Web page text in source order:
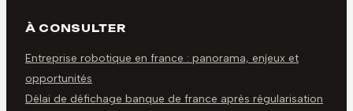
À CONSULTER
Entreprise robotique en france : panorama, enjeux et
opportunités
Délai de défichage banque de france après régularisation